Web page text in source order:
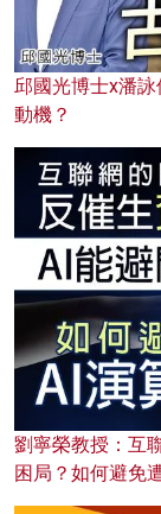
邱國光博士x潘
動機？
劉寧榮教授：互
困局？如何避免